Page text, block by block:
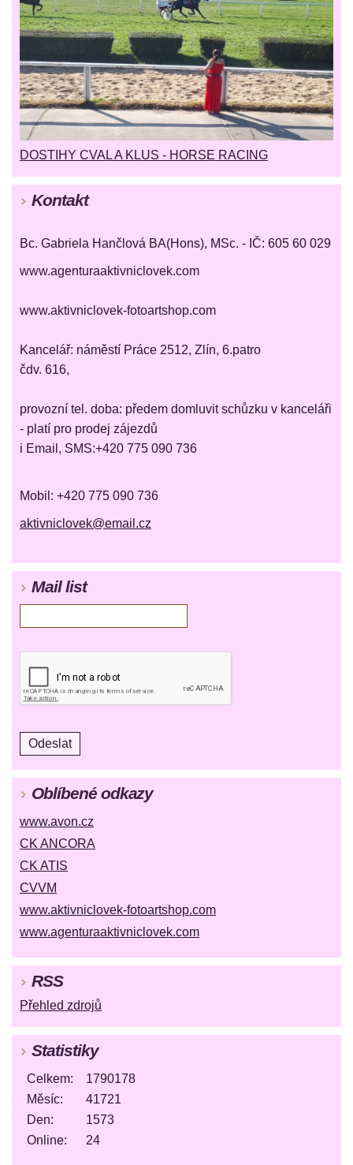
DOSTIHY CVAL A KLUS - HORSE RACING
Kontakt
Bc. Gabriela Hančlová BA(Hons), MSc. - IČ: 605 60 029
www.agenturaaktivniclovek.com
www.aktivniclovek-fotoartshop.com
Kancelář: náměstí Práce 2512, Zlín, 6.patro
čdv. 616,
provozní tel. doba: předem domluvit schůzku v kanceláři
- platí pro prodej zájezdů
i Email, SMS:+420 775 090 736
Mobil: +420 775 090 736
aktivniclovek@email.cz
Mail list
Oblíbené odkazy
www.avon.cz
CK ANCORA
CK ATIS
CVVM
www.aktivniclovek-fotoartshop.com
www.agenturaaktivniclovek.com
RSS
Přehled zdrojů
Statistiky
Online: 24
Celkem:
1790178
Měsíc:
41721
Den:
1573